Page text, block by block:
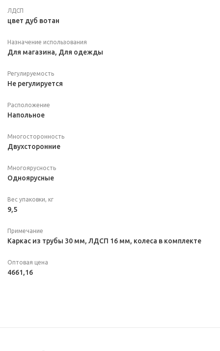
ЛДСП
цвет дуб вотан
Назначение использования
Для магазина, Для одежды
Регулируемость
Не регулируется
Расположение
Напольное
Многосторонность
Двухсторонние
Многоярусность
Одноярусные
Вес упаковки, кг
9,5
Примечание
Каркас из трубы 30 мм, ЛДСП 16 мм, колеса в комплекте
Оптовая цена
4661,16